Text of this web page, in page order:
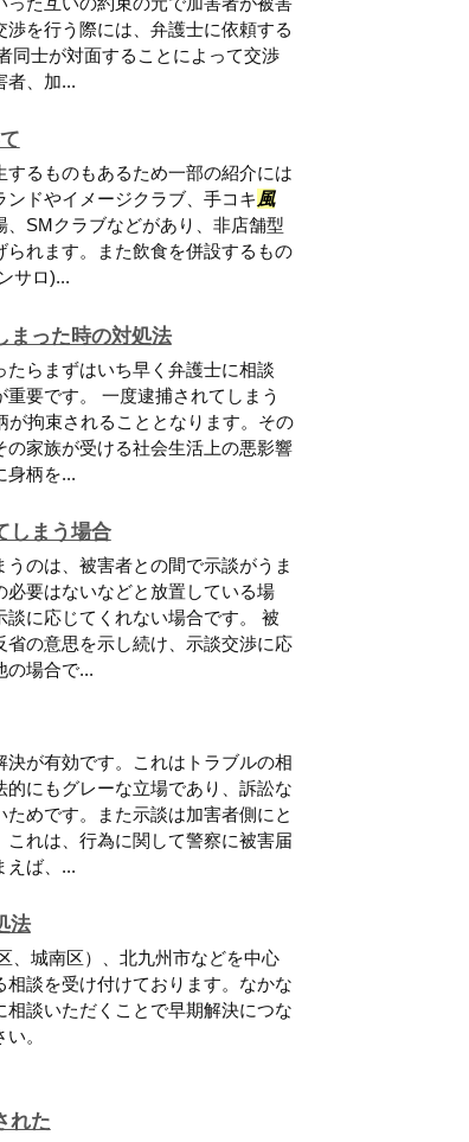
を行う際には、弁護士に依頼する
同士が対面することによって交渉
者、加...
るものもあるため一部の紹介には
ドやイメージクラブ、手コキ風
、SMクラブなどがあり、非店舗型
れます。また飲食を併設するもの
サロ)...
まった時の対処法
らまずはいち早く弁護士に相談
要です。 一度逮捕されてしまう
が拘束されることとなります。その
家族が受ける社会生活上の悪影響
身柄を...
しまう場合
のは、被害者との間で示談がうま
必要はないなどと放置している場
に応じてくれない場合です。 被
の意思を示し続け、示談交渉に応
の場合で...
が有効です。これはトラブルの相
にもグレーな立場であり、訴訟な
めです。また示談は加害者側にと
れは、行為に関して警察に被害届
えば、...
法
、城南区）、北九州市などを中心
相談を受け付けております。なかな
談いただくことで早期解決につな
。
れた